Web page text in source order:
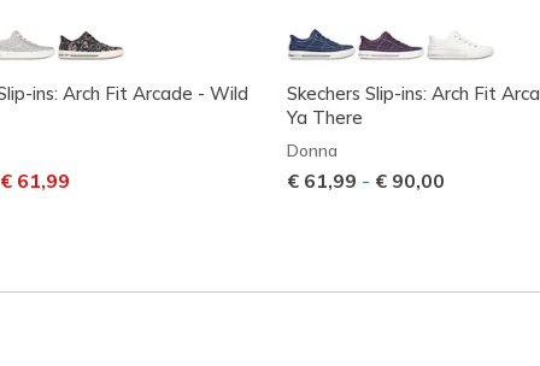
ins: Arch Fit Arcade - Wild
da
€ 61,99
Skechers Slip-ins: Arch Fit
Ya There
Donna
€ 61,99 - € 90,00